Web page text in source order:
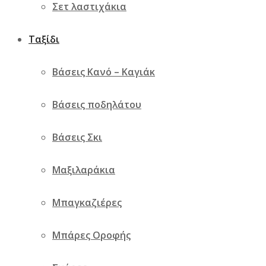
Σετ λαστιχάκια
Ταξίδι
Βάσεις Κανό – Καγιάκ
Βάσεις ποδηλάτου
Βάσεις Σκι
Μαξιλαράκια
Μπαγκαζιέρες
Μπάρες Οροφής